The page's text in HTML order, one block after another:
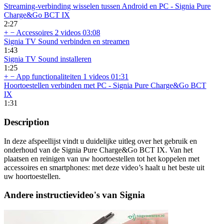
Streaming-verbinding wisselen tussen Android en PC - Signia Pure
Charge&Go BCT IX
2:27
+ − Accessoires 2 videos 03:08
Signia TV Sound verbinden en streamen
1:43
Signia TV Sound installeren
1:25
+ − App functionaliteiten 1 videos 01:31
Hoortoestellen verbinden met PC - Signia Pure Charge&Go BCT
IX
1:31
Description
In deze afspeellijst vindt u duidelijke uitleg over het gebruik en
onderhoud van de Signia Pure Charge&Go BCT IX. Van het
plaatsen en reinigen van uw hoortoestellen tot het koppelen met
accessoires en smartphones: met deze video’s haalt u het beste uit
uw hoortoestellen.
Andere instructievideo's van Signia